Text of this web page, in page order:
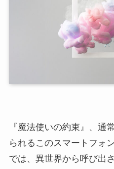
『魔法使いの約束』、通
られるこのスマートフォ
では、異世界から呼び出